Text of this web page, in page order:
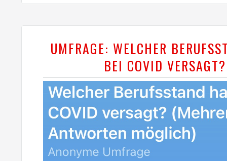
UMFRAGE: WELCHER
BEI COVID VERSAGT?